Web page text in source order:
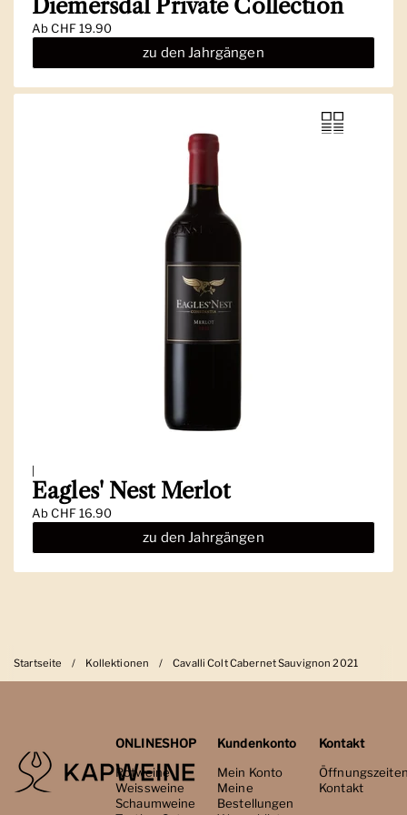
Diemersdal Private Collection
AbCHF 19.90
zu den Jahrgängen
Eagles' Nest Merlot
AbCHF 16.90
zu den Jahrgängen
Startseite / Kollektionen / Cavalli Colt Cabernet Sauvignon 2021
ONLINESHOP
Rotweine
Weissweine
Schaumweine
Kundenkonto
Mein Konto
Meine
Bestellungen
Kontakt
Kontakt